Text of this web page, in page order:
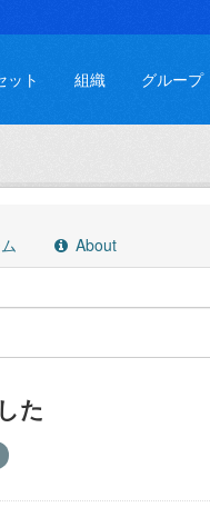
ット 組織 グループ
About
た